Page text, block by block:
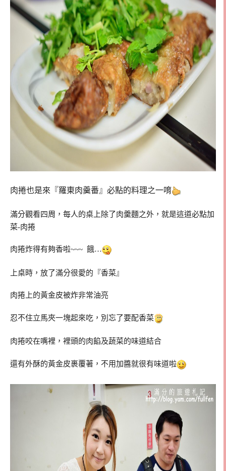
肉捲也是來『羅東肉羹番』必點的料理之一唷
滿分觀看四周，每人的桌上除了肉羹麵之外，就是這道必點加
菜-肉捲
肉捲炸得有夠香啦~~~ 餓…
上桌時，放了滿分很愛的『香菜』
肉捲上的黃金皮被炸非常油亮
忍不住立馬夾一塊起來吃，別忘了要配香菜
肉捲咬在嘴裡，裡頭的肉餡及蔬菜的味道結合
還有外酥的黃金皮裹覆著，不用加醬就很有味道啦